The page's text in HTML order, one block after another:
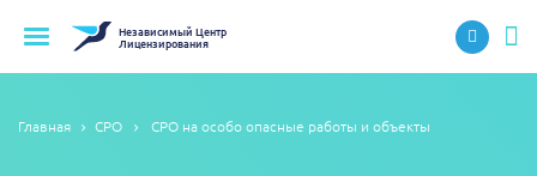
НезависимыйЦентр
Лицензирования
Главная СРО СРО на особо опасные работы и объекты